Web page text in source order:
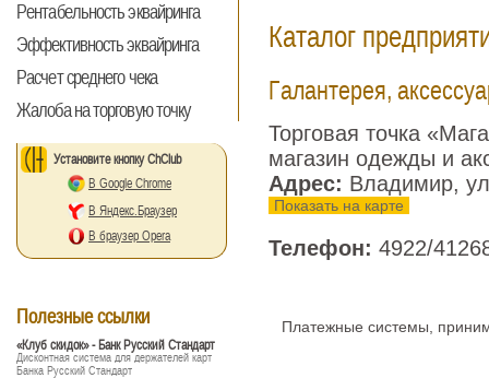
Рентабельность эквайринга
Эффективность эквайринга
Расчет среднего чека
Жалоба на торговую точку
Установите кнопку ChClub
В Google Chrome
В Яндекс.Браузер
В браузер Opera
Полезные ссылки
«Клуб скидок» - Банк Русский Стандарт
Дисконтная система для держателей карт
Банка Русский Стандарт
Каталог
Галантерея,
Торговая точка
магазин одежды и
Адрес: Владимир,
Показать на карте
Телефон: 4922/
Платежные системы,